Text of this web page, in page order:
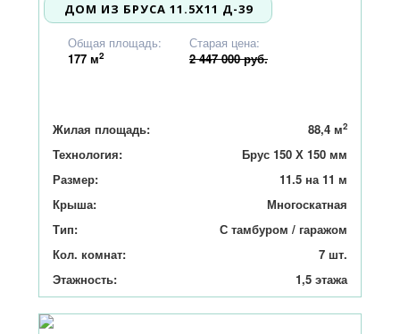
ДОМ ИЗ БРУСА 11.5X11 Д-39
Старая цена:
2 447 000 руб.
Общая площадь:
177 м2
Жилая площадь: 88,4 м2
Технология:
Брус 150 Х 150 мм
Размер:
11.5 на 11 м
Крыша:
Многоскатная
Тип:
С тамбуром / гаражом
Кол. комнат:
7 шт.
Этажность:
1,5 этажа